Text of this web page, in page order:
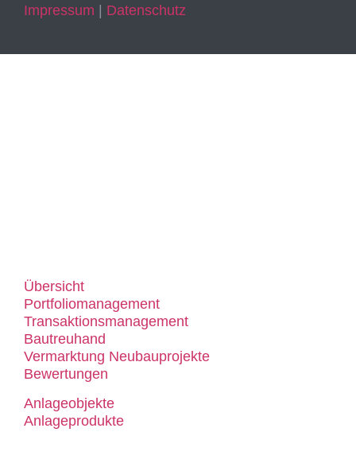
Impressum Datenschutz
Übersicht
Portfoliomanagement
Transaktionsmanagement
Bautreuhand
Vermarktung Neubauprojekte
Bewertungen
Anlageobjekte
Anlageprodukte